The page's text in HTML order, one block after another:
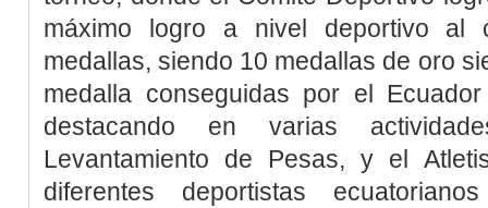
máximo logro a nivel deportivo al
medallas, siendo 10 medallas de oro
medalla conseguidas por el
destacando en varias
Levantamiento de Pesas, y el
diferentes deportistas